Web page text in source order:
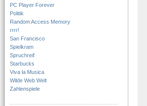
PC Player Forever
Politik
Random Access Memory
rrrr!
San Francisco
Spielkram
Spruchreif
Starbucks
Viva la Musica
Wilde Web Welt
Zahlenspiele